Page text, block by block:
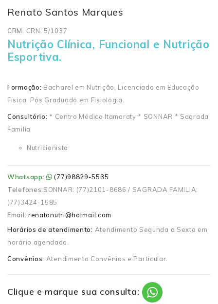
Renato Santos Marques
CRM: CRN: 5/1037
Nutrição Clínica, Funcional e Nutrição
Esportiva.
Formação: Bacharel em Nutrição, Licenciado em Educação
Fisica, Pós Graduado em Fisiologia.
Consultório: * Centro Médico Itamaraty * SONNAR * Sagrada
Familia
Nutricionista
Whatsapp:
(77)98829-5535
Telefones:SONNAR: (77)2101-8686 / SAGRADA FAMILIA:
(77)3424-1585
Email: renatonutri@hotmail.com
Horários de atendimento: Atendimento Segunda a Sexta em
horário agendado.
Convênios: Atendimento Convênios e Particular.
Clique e marque sua consulta: